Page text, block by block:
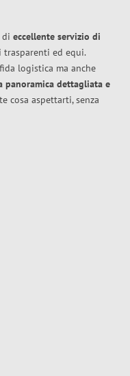
di eccellente servizio di
trasparenti ed equi.
logistica ma anche
panoramica dettagliata e
cosa aspettarti, senza